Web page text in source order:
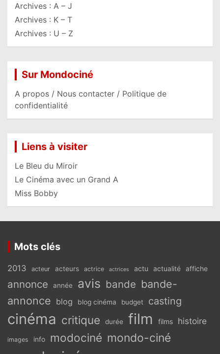
Archives : A – J
Archives : K – T
Archives : U – Z
Sur Mondociné
A propos / Nous contacter / Politique de
confidentialité
Liens à visiter
Le Bleu du Miroir
Le Cinéma avec un Grand A
Miss Bobby
Mots clés
2013 acteur acteurs actrice actrices actu actualité affiche
annonce année avis bande bande-
annonce blog blog cinéma budget casting
cinéma critique durée film films histoire
images info modociné mondo-ciné